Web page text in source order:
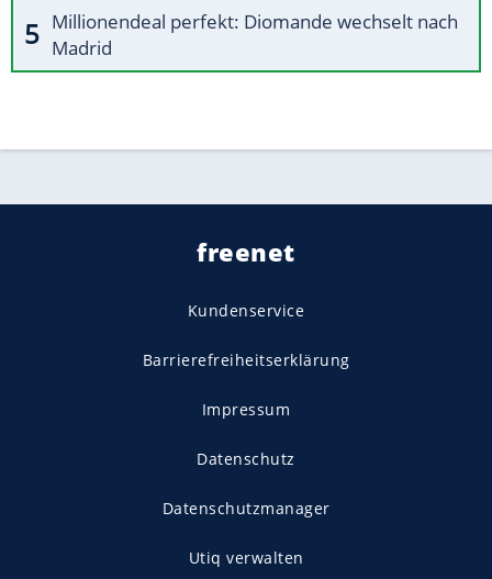
Millionendeal perfekt: Diomande wechselt nach
Madrid
freenet
Kundenservice
Barrierefreiheitserklärung
Impressum
Datenschutz
Datenschutzmanager
Utiq verwalten